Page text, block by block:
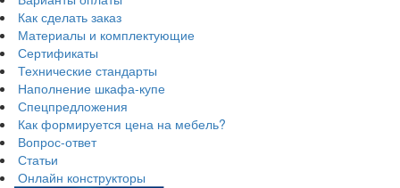
Как сделать заказ
Материалы и комплектующие
Сертификаты
Технические стандарты
Наполнение шкафа-купе
Спецпредложения
Как формируется цена на мебель?
Вопрос-ответ
Статьи
Онлайн конструкторы